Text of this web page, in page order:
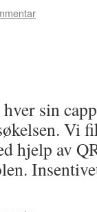
sin
Vi
hjelp av